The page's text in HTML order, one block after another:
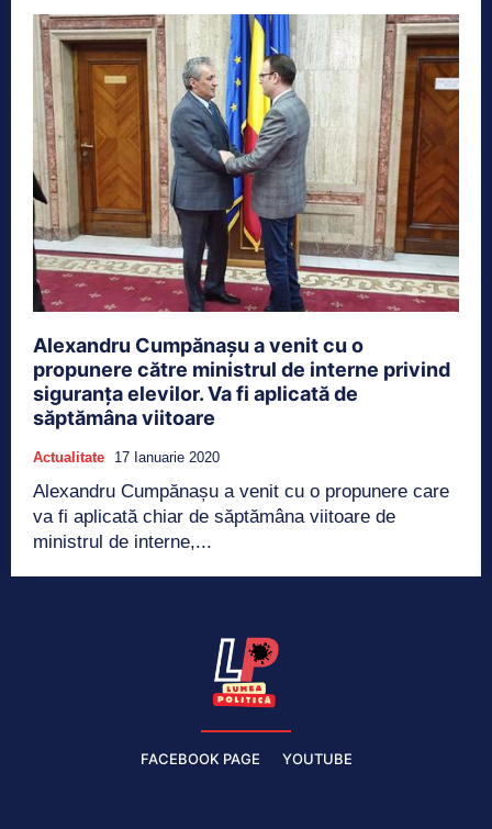
Alexandru Cumpănașu a venit cu o
propunere către ministrul de interne privind
siguranța elevilor. Va fi aplicată de
săptămâna viitoare
Actualitate 17 Ianuarie 2020
Alexandru Cumpănașu a venit cu o propunere care
va fi aplicată chiar de săptămâna viitoare de
ministrul de interne,...
FACEBOOK PAGE YOUTUBE